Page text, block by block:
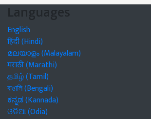
Languages
English
हिंदी (Hindi)
മലയാളം (Malayalam)
मराठी (Marathi)
தமிழ் (Tamil)
বাঙালি (Bengali)
ಕನ್ನಡ (Kannada)
ଓଡିଆ (Odia)